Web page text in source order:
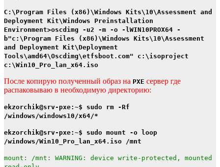
C:\Program Files (x86)\Windows Kits\10\Assessment and
Deployment Kit\Windows Preinstallation
Environment>oscdimg -u2 -m -o -lWIN10PROX64 -
b"c:\Program Files (x86)\Windows Kits\10\Assessment
and Deployment Kit\Deployment
Tools\amd64\Oscdimg\etfsboot.com" c:\isoproject
c:\Win10_Pro_lan_x64.iso
После копирую полученный образ на PXE сервер где
распаковываю в необходимую директорию:
ekzorchik@srv-pxe:~$ sudo rm -Rf
/windows/windows10/x64/*
ekzorchik@srv-pxe:~$ sudo mount -o loop
/windows/Win10_Pro_lan_x64.iso /mnt
mount: /mnt: WARNING: device write-protected, mounted